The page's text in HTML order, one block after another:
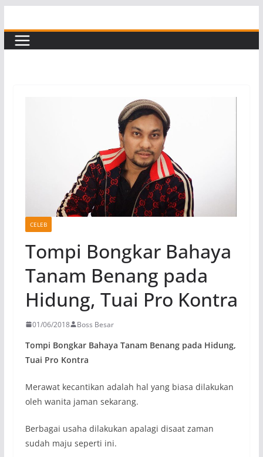
to
content
CELEB
Tompi Bongkar Bahaya
Tanam Benang pada
Hidung, Tuai Pro Kontra
01/06/2018 Boss Besar
Tompi Bongkar Bahaya Tanam Benang pada Hidung,
Tuai Pro Kontra
Merawat kecantikan adalah hal yang biasa dilakukan
oleh wanita jaman sekarang.
Berbagai usaha dilakukan apalagi disaat zaman
sudah maju seperti ini.